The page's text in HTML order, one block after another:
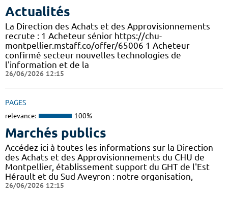
Actualités
La Direction des Achats et des Approvisionnements
recrute : 1 Acheteur sénior https://chu-
montpellier.mstaff.co/offer/65006 1 Acheteur
confirmé secteur nouvelles technologies de
l'information et de la
26/06/2026 12:15
PAGES
relevance: 100%
Marchés publics
Accédez ici à toutes les informations sur la Direction
des Achats et des Approvisionnements du CHU de
Montpellier, établissement support du GHT de l'Est
Hérault et du Sud Aveyron : notre organisation,
26/06/2026 12:15